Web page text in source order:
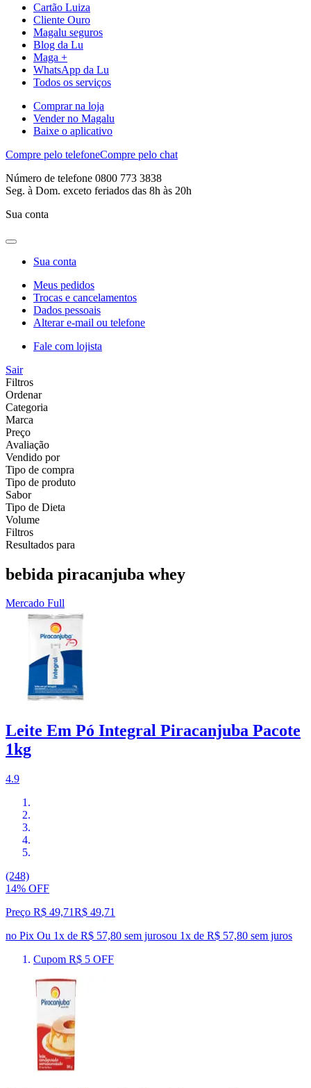
Cartão Luiza
Cliente Ouro
Magalu seguros
Blog da Lu
Maga +
WhatsApp da Lu
Todos os serviços
Comprar na loja
Vender no Magalu
Baixe o aplicativo
Compre pelo telefoneCompre pelo chat
Número de telefone 0800 773 3838
Seg. à Dom. exceto feriados das 8h às 20h
Sua conta
Sua conta
Meus pedidos
Trocas e cancelamentos
Dados pessoais
Alterar e-mail ou telefone
Fale com lojista
Sair
Filtros
Ordenar
Categoria
Marca
Preço
Avaliação
Vendido por
Tipo de compra
Tipo de produto
Sabor
Tipo de Dieta
Volume
Filtros
Resultados para
bebida piracanjuba whey
Mercado Full
Leite Em Pó Integral Piracanjuba Pacote
1kg
4.9
(248)
14% OFF
Preço R$ 49,71R$ 49,71
no Pix Ou 1x de R$ 57,80 sem jurosou 1x de R$ 57,80 sem juros
Cupom R$ 5 OFF